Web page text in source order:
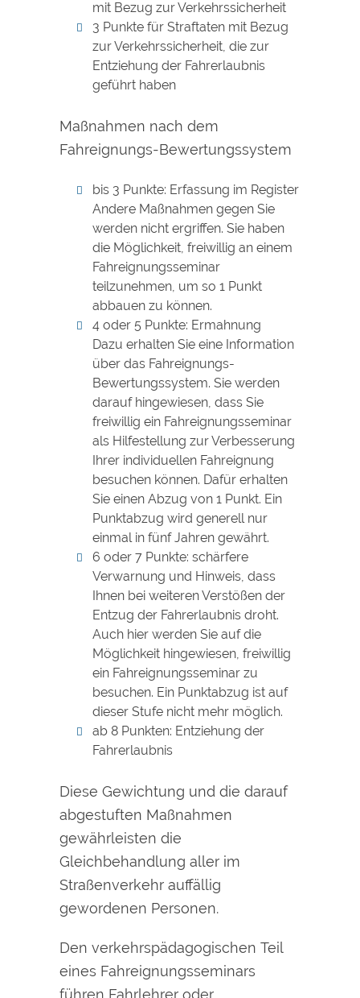
mit Bezug zur Verkehrssicherheit
3 Punkte für Straftaten mit Bezug
zur Verkehrssicherheit, die zur
Entziehung der Fahrerlaubnis
geführt haben
Maßnahmen nach dem
Fahreignungs-Bewertungssystem
bis 3 Punkte: Erfassung im Register
Andere Maßnahmen gegen Sie
werden nicht ergriffen. Sie haben
die Möglichkeit, freiwillig an einem
Fahreignungsseminar
teilzunehmen, um so 1 Punkt
abbauen zu können.
4 oder 5 Punkte: Ermahnung
Dazu erhalten Sie eine Information
über das Fahreignungs-
Bewertungssystem. Sie werden
darauf hingewiesen, dass Sie
freiwillig ein Fahreignungsseminar
als Hilfestellung zur Verbesserung
Ihrer individuellen Fahreignung
besuchen können. Dafür erhalten
Sie einen Abzug von 1 Punkt. Ein
Punktabzug wird generell nur
einmal in fünf Jahren gewährt.
6 oder 7 Punkte: schärfere
Verwarnung und Hinweis, dass
Ihnen bei weiteren Verstößen der
Entzug der Fahrerlaubnis droht.
Auch hier werden Sie auf die
Möglichkeit hingewiesen, freiwillig
ein Fahreignungsseminar zu
besuchen. Ein Punktabzug ist auf
dieser Stufe nicht mehr möglich.
ab 8 Punkten: Entziehung der
Fahrerlaubnis
Diese Gewichtung und die darauf
abgestuften Maßnahmen
gewährleisten die
Gleichbehandlung aller im
Straßenverkehr auffällig
gewordenen Personen.
Den verkehrspädagogischen Teil
eines Fahreignungsseminars
führen Fahrlehrer oder